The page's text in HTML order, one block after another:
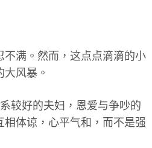
满。然而，这点点滴滴的小
风暴。
好的夫妇，恩爱与争吵的
体谅，心平气和，而不是强